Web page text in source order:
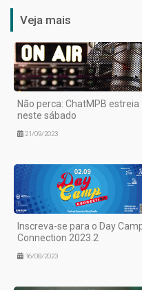
Veja mais
Não perca: ChatMPB estreia
neste sábado
21/09/2023
Inscreva-se para o Day
Connection 2023.2
16/08/2023